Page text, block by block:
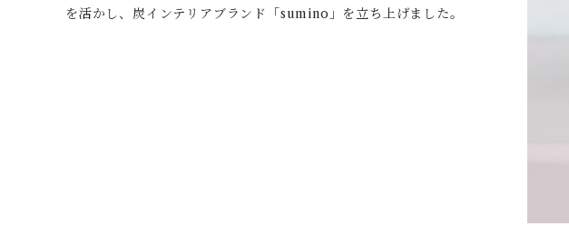
を活かし、炭インテリアブランド「sumino」を立ち上げました。